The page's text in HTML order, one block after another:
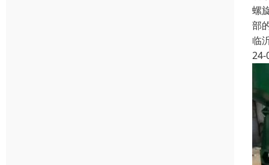
螺
部
临
24-